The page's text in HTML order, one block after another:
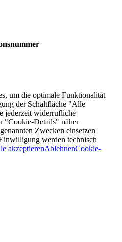
um die optimale Funktionalität
der Schaltfläche "Alle
jederzeit widerrufliche
"Cookie-Details" näher
Zwecken einsetzen
werden technisch
akzeptierenAblehnenCookie-